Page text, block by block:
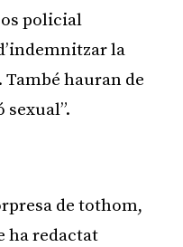
policial
la
hauran de
sexual”.
de tothom,
ha redactat